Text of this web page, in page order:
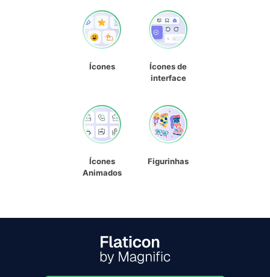
Ícones
Ícones de
interface
Ícones
Animados
Figurinhas